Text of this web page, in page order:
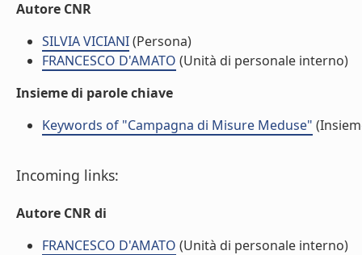
Autore CNR
SILVIA VICIANI(Persona)
FRANCESCO D'AMATO (Unità di personale interno)
Insieme di parole chiave
Keywords of "Campagna di Misure Meduse"
Incoming links:
Autore CNR di
FRANCESCO D'AMATO (Unità di personale interno)